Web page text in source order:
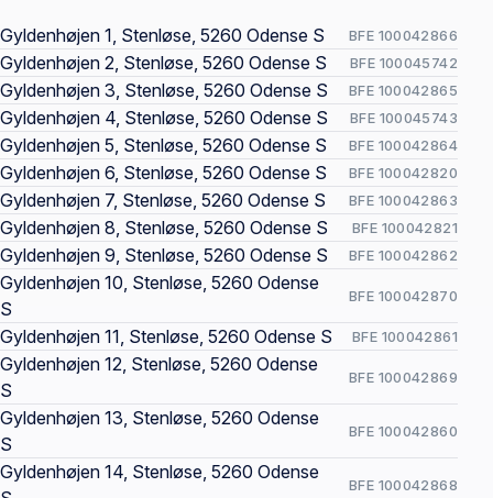
Offentlige ejendomssider
Gyldenhøjen 1, Stenløse, 5260 Odense S BFE 100042866
Gyldenhøjen 2, Stenløse, 5260 Odense S BFE 100045742
Gyldenhøjen 3, Stenløse, 5260 Odense S BFE 100042865
Gyldenhøjen 4, Stenløse, 5260 Odense S BFE 100045743
Gyldenhøjen 5, Stenløse, 5260 Odense S BFE 100042864
Gyldenhøjen 6, Stenløse, 5260 Odense S BFE 100042820
Gyldenhøjen 7, Stenløse, 5260 Odense S BFE 100042863
Gyldenhøjen 8, Stenløse, 5260 Odense S BFE 100042821
Gyldenhøjen 9, Stenløse, 5260 Odense S BFE 100042862
Gyldenhøjen 10, Stenløse, 5260 Odense
S
BFE 100042870
Gyldenhøjen 11, Stenløse, 5260 Odense S BFE 100042861
Gyldenhøjen 12, Stenløse, 5260 Odense
S
BFE 100042869
Gyldenhøjen 13, Stenløse, 5260 Odense
S
BFE 100042860
Gyldenhøjen 14, Stenløse, 5260 Odense
BFE 100042868